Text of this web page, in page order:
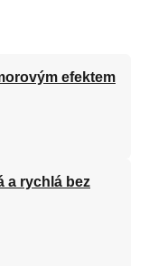
efektem
a rychlá bez